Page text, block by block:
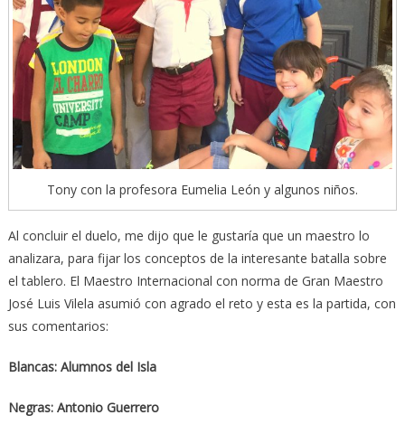
Tony con la profesora Eumelia León y algunos niños.
Al concluir el duelo, me dijo que le gustaría que un maestro lo
analizara, para fijar los conceptos de la interesante batalla sobre
el tablero. El Maestro Internacional con norma de Gran Maestro
José Luis Vilela asumió con agrado el reto y esta es la partida, con
sus comentarios:
Blancas: Alumnos del Isla
Negras: Antonio Guerrero